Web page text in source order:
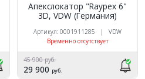
Апекслокатор "Raypex 6"
3D, VDW (Германия)
Артикул: 0001911285 | VDW
Временно отсутствует
45 900 руб.
29 900 руб.